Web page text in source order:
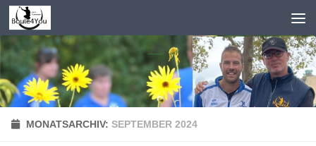
Zum Inhalt springen
MONATSARCHIV: SEPTEMBER 2024